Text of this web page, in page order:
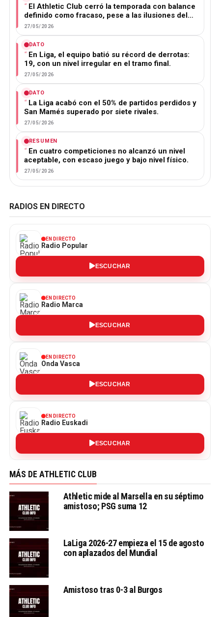
El Athletic Club cerró la temporada con balance
definido como fracaso, pese a las ilusiones del…
27/05/2026
DATO
En Liga, el equipo batió su récord de derrotas:
19, con un nivel irregular en el tramo final.
27/05/2026
DATO
La Liga acabó con el 50% de partidos perdidos y
San Mamés superado por siete rivales.
27/05/2026
RESUMEN
En cuatro competiciones no alcanzó un nivel
aceptable, con escaso juego y bajo nivel físico.
27/05/2026
RADIOS EN DIRECTO
EN DIRECTO
Radio Popular
ESCUCHAR
EN DIRECTO
Radio Marca
ESCUCHAR
EN DIRECTO
Onda Vasca
ESCUCHAR
EN DIRECTO
Radio Euskadi
ESCUCHAR
MÁS DE ATHLETIC CLUB
Athletic mide al Marsella en su séptimo
amistoso; PSG suma 12
LaLiga 2026-27 empieza el 15 de agosto
con aplazados del Mundial
Amistoso tras 0-3 al Burgos